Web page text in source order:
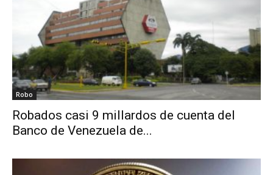
Robo
Robados casi 9 millardos de cuenta del
Banco de Venezuela de...